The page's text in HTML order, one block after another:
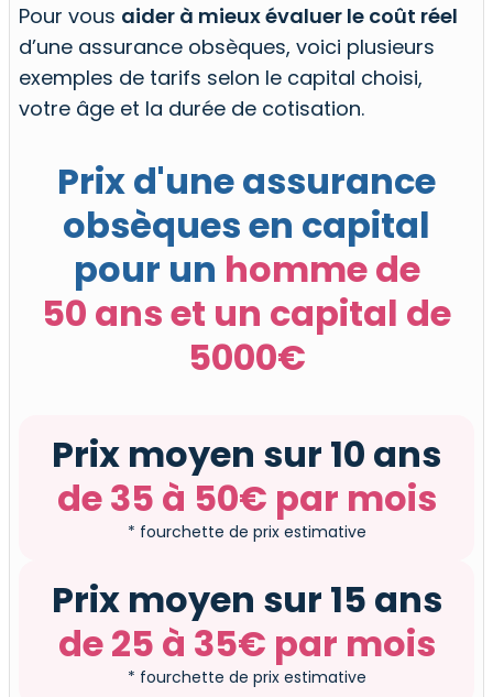
Pour vous aider à mieux évaluer le coût réel
d’une assurance obsèques, voici plusieurs
exemples de tarifs selon le capital choisi,
votre âge et la durée de cotisation.
Prix d'une assurance
obsèques en capital
pour un homme de
50 ans et un capital de
5000€
Prix moyen sur 10 ans
de 35 à 50€ par mois
* fourchette de prix estimative
Prix moyen sur 15 ans
de 25 à 35€ par mois
* fourchette de prix estimative